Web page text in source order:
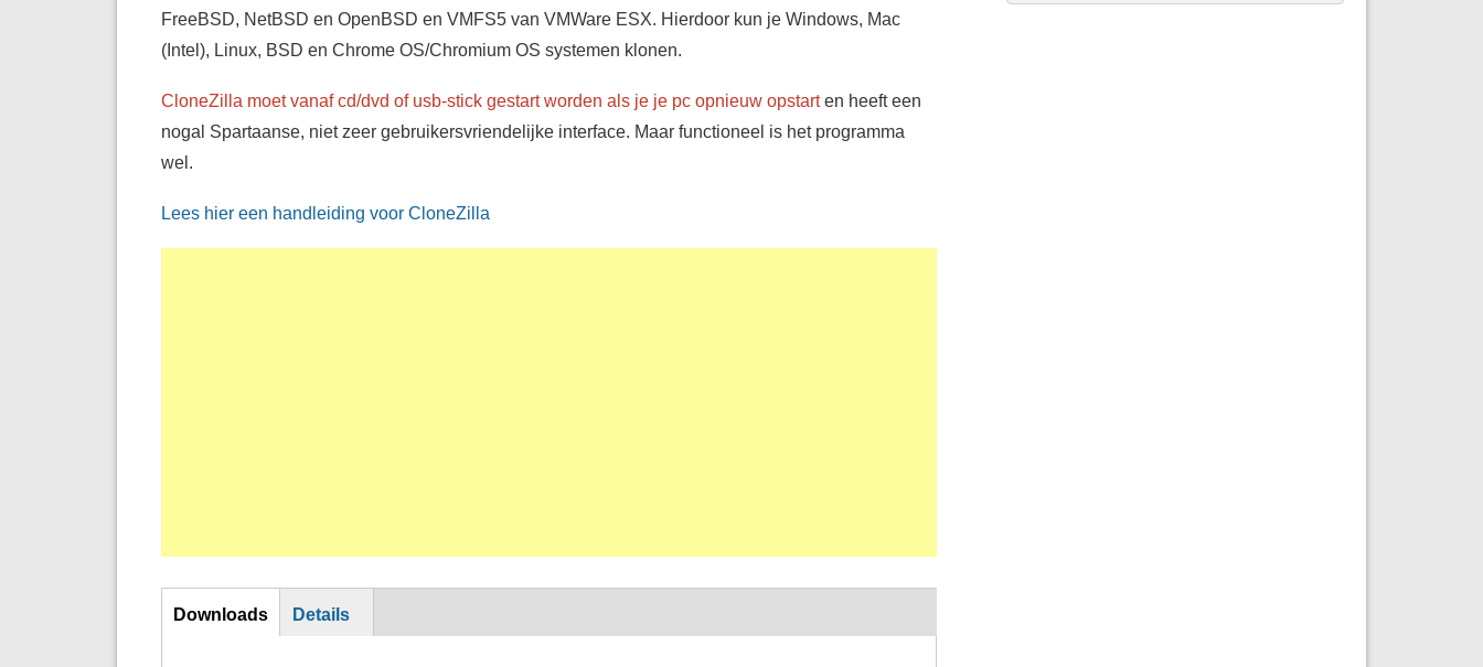
FreeBSD, NetBSD en OpenBSD en VMFS5 van VMWare ESX. Hierdoor kun je Windows, Mac
(Intel), Linux, BSD en Chrome OS/Chromium OS systemen klonen.
CloneZilla moet vanaf cd/dvd of usb-stick gestart worden als je je pc opnieuw opstarten heeft een
nogal Spartaanse, niet zeer gebruikersvriendelijke interface. Maar functioneel is het programma
wel.
Lees hier een handleiding voor CloneZilla
DL
Downloads Details